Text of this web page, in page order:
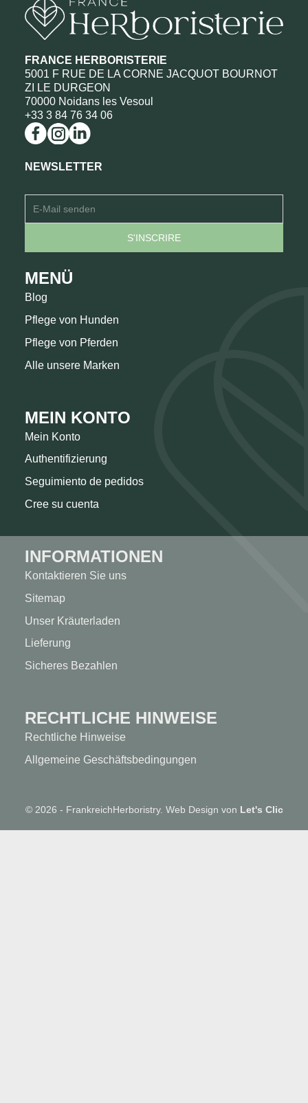
FRANCE HERBORISTERIE
5001 F RUE DE LA CORNE JACQUOT BOURNOT
ZI LE DURGEON
70000 Noidans les Vesoul
+33 3 84 76 34 06
NEWSLETTER
MENÜ
Blog
Pflege von Hunden
Pflege von Pferden
Alle unsere Marken
MEIN KONTO
Mein Konto
Authentifizierung
Seguimiento de pedidos
Cree su cuenta
INFORMATIONEN
Kontaktieren Sie uns
Sitemap
Unser Kräuterladen
Lieferung
Sicheres Bezahlen
RECHTLICHE HINWEISE
Rechtliche Hinweise
Allgemeine Geschäftsbedingungen
© 2026 - FrankreichHerboristry. Web Design von Let's Clic